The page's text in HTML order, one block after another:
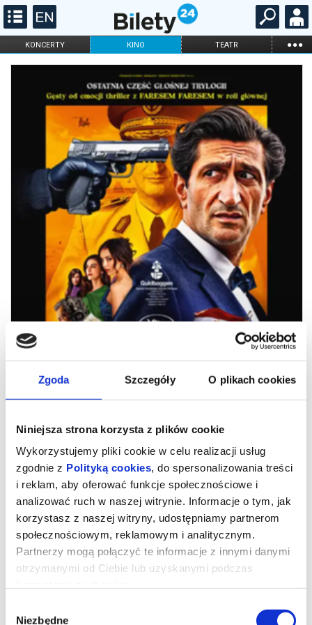
Zgoda Szczegóły O plikach cookies
Niniejsza strona korzysta z plików cookie
Wykorzystujemy pliki cookie w celu realizacji usług
zgodnie z Polityką cookies, do spersonalizowania treści
i reklam, aby oferować funkcje społecznościowe i
analizować ruch w naszej witrynie. Informacje o tym, jak
korzystasz z naszej witryny, udostępniamy partnerom
społecznościowym, reklamowym i analitycznym.
Partnerzy mogą połączyć te informacje z innymi danymi
otrzymanymi od Ciebie lub uzyskanymi podczas
Niezbędne
KONCERTY KINO TEATR ...
FILHARMONIA OPERA I BALET
ONLINE KARNETY
Orły Republiki
reż. Tarik Saleh | Dania, Francja, Szwecja | 2026
Saleha, na którą składają się jeszcze „Morderstwo w hotelu Hilton”
z innej perspektywy ostrą krytykę autorytarnego reżimu. W
przypadku ostatniej części, ujętej w formę widowiskowego